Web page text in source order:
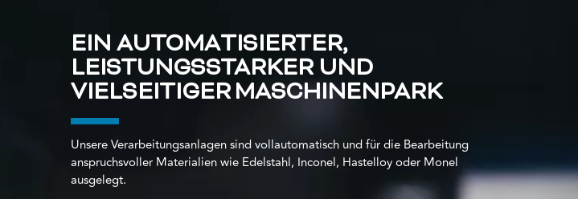
EIN AUTOMATISIERTER,
LEISTUNGSSTARKER UND
VIELSEITIGER MASCHINENPARK
Unsere Verarbeitungsanlagen sind vollautomatisch und für die Bearbeitung
anspruchsvoller Materialien wie Edelstahl, Inconel, Hastelloy oder Monel
ausgelegt.